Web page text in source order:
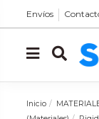
Envíos
Inicio